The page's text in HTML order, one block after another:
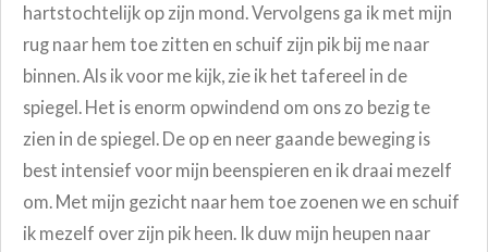
hartstochtelijk op zijn mond. Vervolgens ga ik met mijn
rug naar hem toe zitten en schuif zijn pik bij me naar
binnen. Als ik voor me kijk, zie ik het tafereel in de
spiegel. Het is enorm opwindend om ons zo bezig te
zien in de spiegel. De op en neer gaande beweging is
best intensief voor mijn beenspieren en ik draai mezelf
om. Met mijn gezicht naar hem toe zoenen we en schuif
ik mezelf over zijn pik heen. Ik duw mijn heupen naar